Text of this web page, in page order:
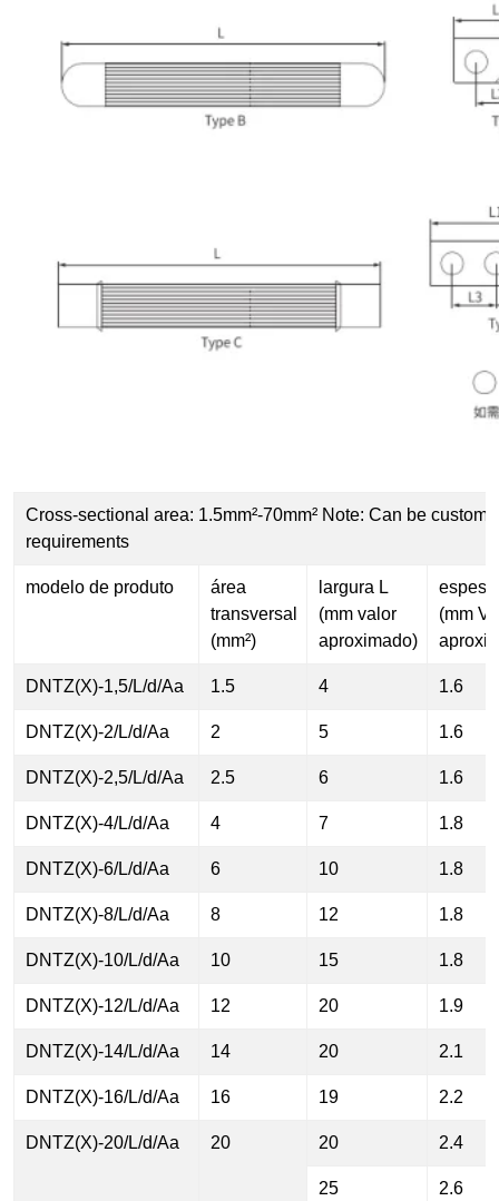
Cross-sectional area: 1.5mm²-70mm² Note: Can be
requirements
modelo de produto
área
transversal
(mm²)
largura L
(mm valor
aproximado)
(mm
DNTZ(X)-1,5/L/d/Aa 1.5 4 1.6
DNTZ(X)-2/L/d/Aa 2 5 1.6
DNTZ(X)-2,5/L/d/Aa 2.5 6 1.6
DNTZ(X)-4/L/d/Aa 4 7 1.8
DNTZ(X)-6/L/d/Aa 6 10 1.8
DNTZ(X)-8/L/d/Aa 8 12 1.8
DNTZ(X)-10/L/d/Aa 10 15 1.8
DNTZ(X)-12/L/d/Aa 12 20 1.9
DNTZ(X)-14/L/d/Aa 14 20 2.1
DNTZ(X)-16/L/d/Aa 16 19 2.2
DNTZ(X)-20/L/d/Aa 20 20 2.4
25 2.6